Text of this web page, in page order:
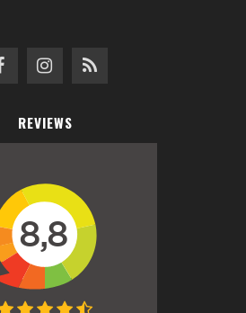
REVIEWS